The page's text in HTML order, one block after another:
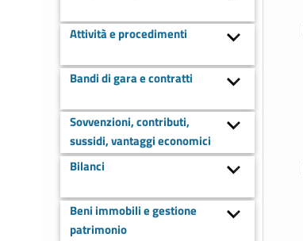
Attività e procedimenti
Bandi di gara e contratti
Sovvenzioni, contributi,
sussidi, vantaggi economici
Bilanci
Beni immobili e gestione
patrimonio